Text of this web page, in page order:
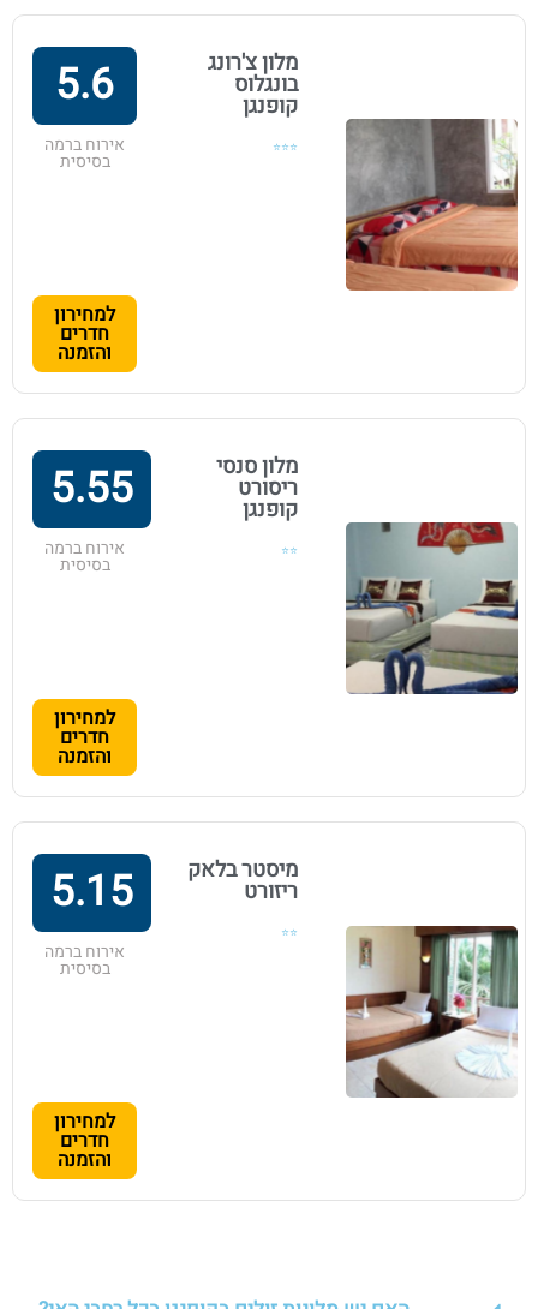
מלון צ'רונג
בונגלוס
קופנגן
⭐⭐⭐
5.6
אירוח ברמה
בסיסית
למחירון
חדרים
והזמנה
מלון סנסי
ריסורט
קופנגן
⭐⭐
5.55
אירוח ברמה
בסיסית
למחירון
חדרים
והזמנה
מיסטר בלאק
ריזורט
⭐⭐
5.15
אירוח ברמה
בסיסית
למחירון
חדרים
והזמנה